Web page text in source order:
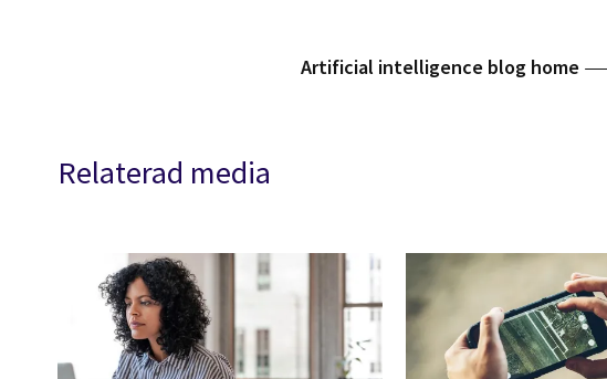
Artificial intelligence blog home
Relaterad media